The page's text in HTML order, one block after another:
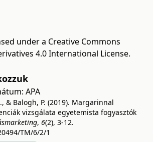
under a Creative Commons
4.0 International License.
APA
& Balogh, P. (2019). Margarinnal
vizsgálata egyetemista fogyasztók
, 6(2), 3-12.
TM/6/2/1